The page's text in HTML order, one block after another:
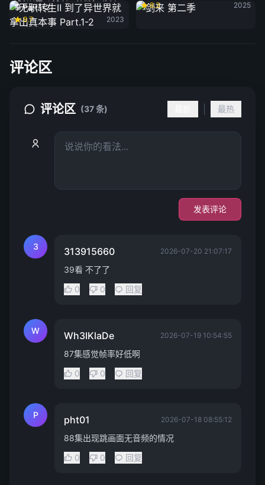
事 Part.1-2
8.7
2023
8.3
2025
评论区
评论区 (37 条) 最热
发表评论
3 313915660 2026-07-20 21:07:17
39看 不了了
0
0 回复
W Wh3IKlaDe 2026-07-19 10:54:55
87集感觉帧率好低啊
0
0 回复
P pht01 2026-07-18 08:55:12
88集出现跳画面无音频的情况
0
0 回复